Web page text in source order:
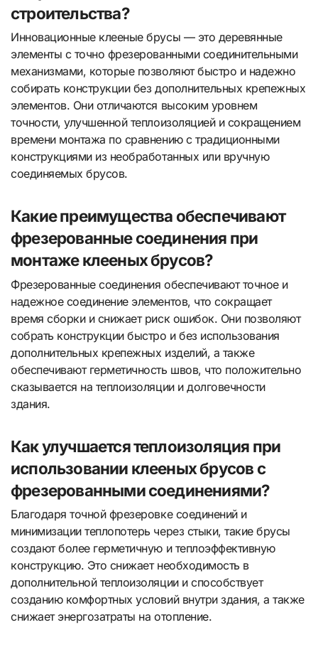
строительства?
Инновационные клееные брусы — это деревянные
элементы с точно фрезерованными соединительными
механизмами, которые позволяют быстро и надежно
собирать конструкции без дополнительных крепежных
элементов. Они отличаются высоким уровнем
точности, улучшенной теплоизоляцией и сокращением
времени монтажа по сравнению с традиционными
конструкциями из необработанных или вручную
соединяемых брусов.
Какие преимущества обеспечивают
фрезерованные соединения при
монтаже клееных брусов?
Фрезерованные соединения обеспечивают точное и
надежное соединение элементов, что сокращает
время сборки и снижает риск ошибок. Они позволяют
собрать конструкции быстро и без использования
дополнительных крепежных изделий, а также
обеспечивают герметичность швов, что положительно
сказывается на теплоизоляции и долговечности
здания.
Как улучшается теплоизоляция при
использовании клееных брусов с
фрезерованными соединениями?
Благодаря точной фрезеровке соединений и
минимизации теплопотерь через стыки, такие брусы
создают более герметичную и теплоэффективную
конструкцию. Это снижает необходимость в
дополнительной теплоизоляции и способствует
созданию комфортных условий внутри здания, а также
снижает энергозатраты на отопление.